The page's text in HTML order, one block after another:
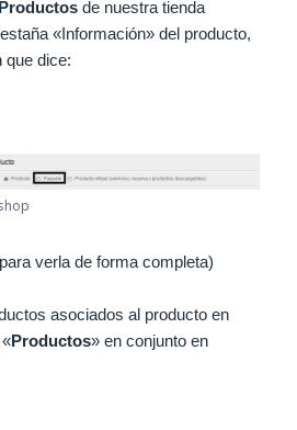
de nuestra tienda
«Información» del producto,
que dice:
verla de forma completa)
asociados al producto en
Productos» en conjunto en
– Crear paquetes en Prestashop 1.5